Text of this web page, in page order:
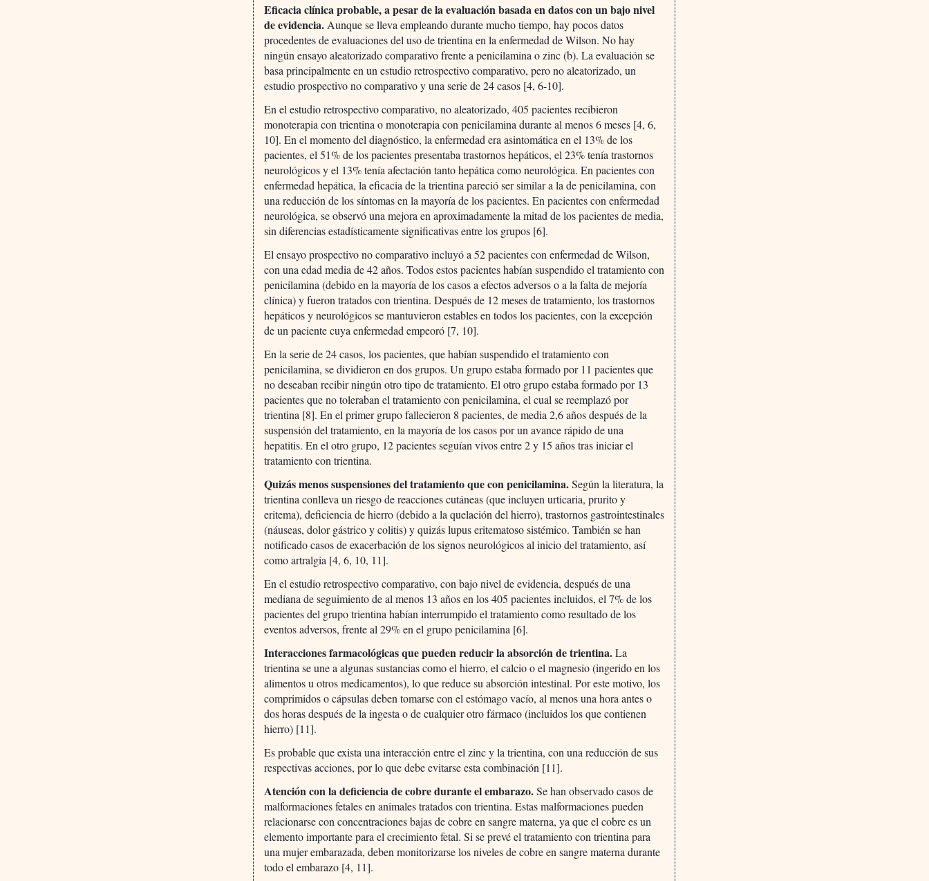
Eficacia clínica probable, a pesar de la evaluación basada en datos con un bajo nivel
de evidencia. Aunque se lleva empleando durante mucho tiempo, hay pocos datos
procedentes de evaluaciones del uso de trientina en la enfermedad de Wilson. No hay
ningún ensayo aleatorizado comparativo frente a penicilamina o zinc (b). La evaluación se
basa principalmente en un estudio retrospectivo comparativo, pero no aleatorizado, un
estudio prospectivo no comparativo y una serie de 24 casos [4, 6-10].
En el estudio retrospectivo comparativo, no aleatorizado, 405 pacientes recibieron
monoterapia con trientina o monoterapia con penicilamina durante al menos 6 meses [4, 6,
10]. En el momento del diagnóstico, la enfermedad era asintomática en el 13% de los
pacientes, el 51% de los pacientes presentaba trastornos hepáticos, el 23% tenía trastornos
neurológicos y el 13% tenía afectación tanto hepática como neurológica. En pacientes con
enfermedad hepática, la eficacia de la trientina pareció ser similar a la de penicilamina, con
una reducción de los síntomas en la mayoría de los pacientes. En pacientes con enfermedad
neurológica, se observó una mejora en aproximadamente la mitad de los pacientes de media,
sin diferencias estadísticamente significativas entre los grupos [6].
El ensayo prospectivo no comparativo incluyó a 52 pacientes con enfermedad de Wilson,
con una edad media de 42 años. Todos estos pacientes habían suspendido el tratamiento con
penicilamina (debido en la mayoría de los casos a efectos adversos o a la falta de mejoría
clínica) y fueron tratados con trientina. Después de 12 meses de tratamiento, los trastornos
hepáticos y neurológicos se mantuvieron estables en todos los pacientes, con la excepción
de un paciente cuya enfermedad empeoró [7, 10].
En la serie de 24 casos, los pacientes, que habían suspendido el tratamiento con
penicilamina, se dividieron en dos grupos. Un grupo estaba formado por 11 pacientes que
no deseaban recibir ningún otro tipo de tratamiento. El otro grupo estaba formado por 13
pacientes que no toleraban el tratamiento con penicilamina, el cual se reemplazó por
trientina [8]. En el primer grupo fallecieron 8 pacientes, de media 2,6 años después de la
suspensión del tratamiento, en la mayoría de los casos por un avance rápido de una
hepatitis. En el otro grupo, 12 pacientes seguían vivos entre 2 y 15 años tras iniciar el
tratamiento con trientina.
Quizás menos suspensiones del tratamiento que con penicilamina.Según la literatura, la
trientina conlleva un riesgo de reacciones cutáneas (que incluyen urticaria, prurito y
eritema), deficiencia de hierro (debido a la quelación del hierro), trastornos gastrointestinales
(náuseas, dolor gástrico y colitis) y quizás lupus eritematoso sistémico. También se han
notificado casos de exacerbación de los signos neurológicos al inicio del tratamiento, así
como artralgia [4, 6, 10, 11].
En el estudio retrospectivo comparativo, con bajo nivel de evidencia, después de una
mediana de seguimiento de al menos 13 años en los 405 pacientes incluidos, el 7% de los
pacientes del grupo trientina habían interrumpido el tratamiento como resultado de los
eventos adversos, frente al 29% en el grupo penicilamina [6].
Interacciones farmacológicas que pueden reducir la absorción de trientina.La
trientina se une a algunas sustancias como el hierro, el calcio o el magnesio (ingerido en los
alimentos u otros medicamentos), lo que reduce su absorción intestinal. Por este motivo, los
comprimidos o cápsulas deben tomarse con el estómago vacío, al menos una hora antes o
dos horas después de la ingesta o de cualquier otro fármaco (incluidos los que contienen
hierro) [11].
Es probable que exista una interacción entre el zinc y la trientina, con una reducción de sus
respectivas acciones, por lo que debe evitarse esta combinación [11].
Atención con la deficiencia de cobre durante el embarazo.Se han observado casos de
malformaciones fetales en animales tratados con trientina. Estas malformaciones pueden
relacionarse con concentraciones bajas de cobre en sangre materna, ya que el cobre es un
elemento importante para el crecimiento fetal. Si se prevé el tratamiento con trientina para
una mujer embarazada, deben monitorizarse los niveles de cobre en sangre materna durante
todo el embarazo [4, 11].